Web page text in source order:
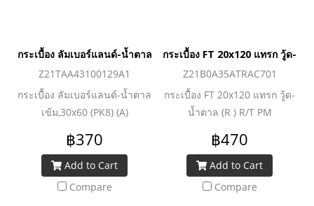
กระเบื้อง ลัมเบอร์แลนด์-น้ำตาลเข้ม,30x60 (PK8) (A)
Z21TAA43100129A1
กระเบื้อง ลัมเบอร์แลนด์-น้ำตาล
เข้ม,30x60 (PK8) (A)
฿370
Add to Cart
Compare
กระเบื้อง FT 20x120 แทรก วู้ด-น้
Z21B0A35ATRAC701
กระเบื้อง FT 20x120 แทรก วู้ด-
น้ำตาล (R ) R/T PM
฿470
Add to Cart
Compare